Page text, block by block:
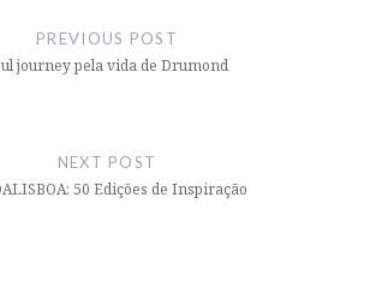
PREVIOUS POST
journey pela vida de Drumond
NEXT POST
50 Edições de Inspiração